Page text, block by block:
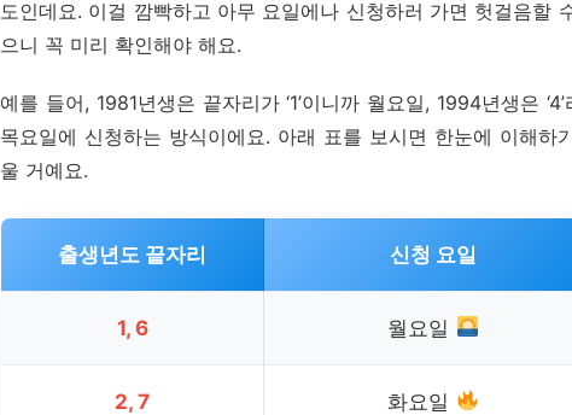
도인데요. 이걸 깜빡하고 아무 요일에나 신청하러 가면 헛걸음할
으니 꼭 미리 확인해야 해요.
예를 들어, 1981년생은 끝자리가 ‘1’이니까 월요일, 1994년생은 ‘4’
목요일에 신청하는 방식이에요. 아래 표를 보시면 한눈에 이해하
울 거예요.
출생년도 끝자리 신청 요일
1, 6 월요일
2, 7 화요일